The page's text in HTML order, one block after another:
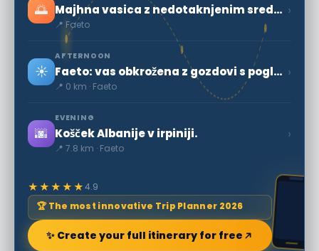
🌅 Majhna vasica z nedotaknjenim srednjeveškim šarmom.
📍 Faeto
›
☀️
AFTERNOON
Faeto: vas obkrožena z gozdovi s pogledom na Puglio
📍 0 km · Faeto
›
🌆
EVENING
Košček Albanije v irpiniji.
📍 7.8 km · Faeto
›
★★★★★4.9
🏆 The most innovative Trip Planner 2026
✨ Create your full itinerary for free